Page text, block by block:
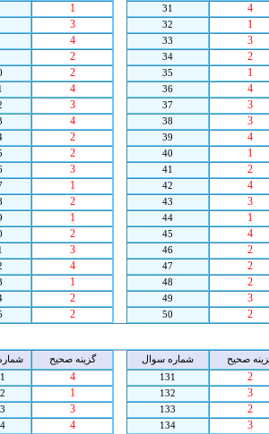
4
31
1
1
32
3
3
33
4
2
34
2
1
35
2
4
36
4
3
37
3
3
38
4
4
39
2
1
40
2
2
41
3
4
42
1
3
43
2
1
44
1
4
45
2
2
46
3
2
47
4
2
48
1
3
49
2
2
50
2
صحيح شماره سوال گزينه صحيح
2
131
4
3
132
1
2
133
3
3
134
4